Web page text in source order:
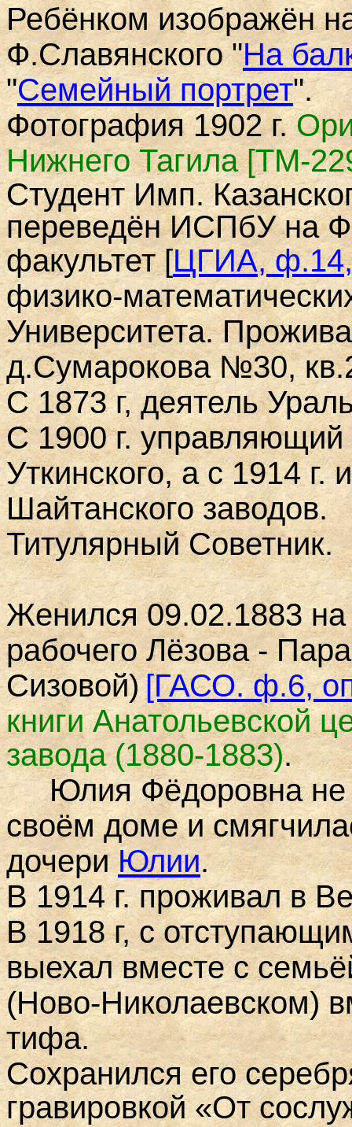
Ребёнком изображён
Ф.Славянского "На
"Семейный портрет".
Фотография 1902 г.
Нижнего Тагила[ТМ-
Студент Имп.
переведён ИСПбУ на
факультет[ЦГИА, ф.14,
физико-
Университета.
д.Сумарокова №30,
С 1873 г, деятель
С1900 г.
Уткинского, а с 1914 г.
Шайтанского заводов.
Титулярный Советник.
Женился 09.02.1883 на
рабочего Лёзова -
Сизовой)[ГАСО. ф.6,
книги Анатольевской
завода (1880-1883).
Юлия Фёдоровна не
своём доме и
дочериЮлии.
В 1914 г. проживал в
В 1918 г, с
выехал вместе с
(Ново-Николаевском)
тифа.
Сохранился его
гравировкой «От